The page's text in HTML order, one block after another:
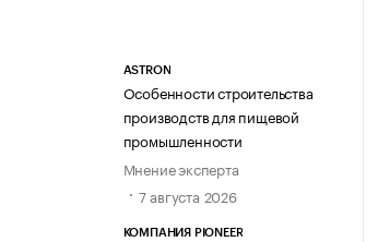
ASTRON
Особенности строительства
производств для пищевой
промышленности
Мнение эксперта
7 августа 2026
КОМПАНИЯ PIONEER